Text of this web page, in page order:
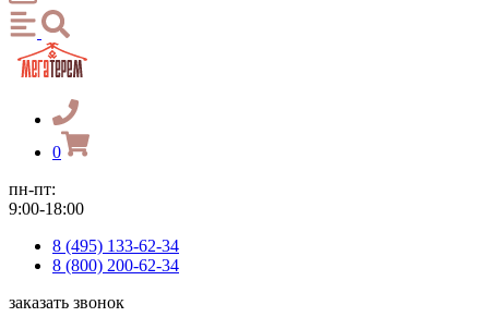
0
пн-пт:
9:00-18:00
8 (495) 133-62-34
8 (800) 200-62-34
заказать звонок